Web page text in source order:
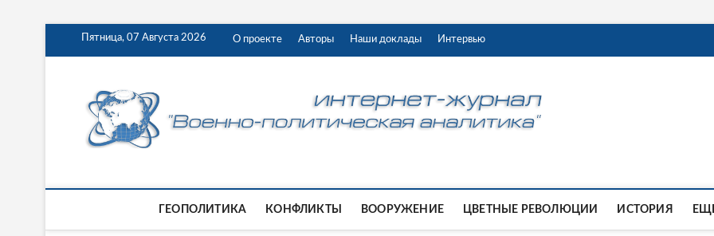
Пятница, 07 Августа 2026 О проекте Авторы Наши доклады Интервью
ГЕОПОЛИТИКА КОНФЛИКТЫ ВООРУЖЕНИЕ ЦВЕТНЫЕ РЕВОЛЮЦИИ ИСТОРИЯ